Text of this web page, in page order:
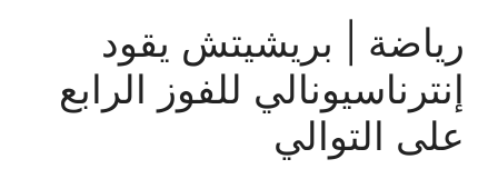
رياضة | بريشيتش يقود
إنترناسيونالي للفوز الرابع
على التوالي